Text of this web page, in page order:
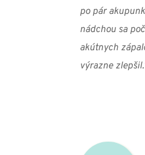
po pár
nádchou sa
akútnych
výrazne